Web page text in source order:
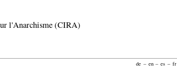
l'Anarchisme (CIRA)
de – en – es – fr